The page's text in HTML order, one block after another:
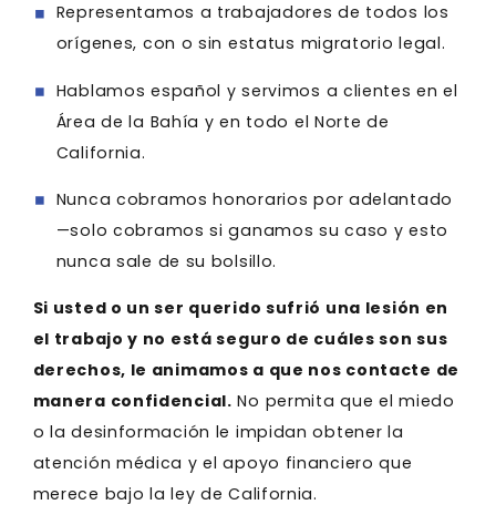
Representamos a trabajadores de todos los
orígenes, con o sin estatus migratorio legal.
Hablamos español y servimos a clientes en el
Área de la Bahía y en todo el Norte de
California.
Nunca cobramos honorarios por adelantado
—solo cobramos si ganamos su caso y esto
nunca sale de su bolsillo.
Si usted o un ser querido sufrió una lesión en
el trabajo y no está seguro de cuáles son sus
derechos, le animamos a que nos contacte de
manera confidencial. No permita que el miedo
o la desinformación le impidan obtener la
atención médica y el apoyo financiero que
merece bajo la ley de California.